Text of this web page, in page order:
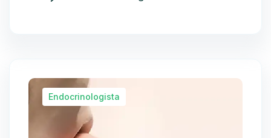
Endocrinologista